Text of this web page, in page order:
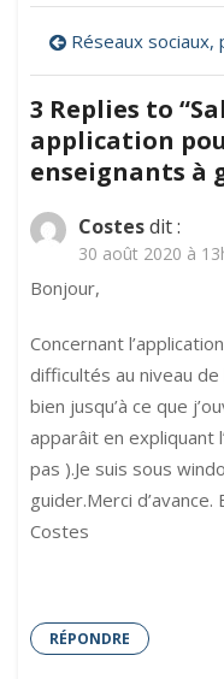
de
l’article
Réseaux sociaux, petit guide à l’attention des
3 Replies to “
application
enseignants à
Costesdit :
30 août 2020 à
Bonjour,
Concernant
difficultés au niveau
bien jusqu’à ce que
apparâit en expliquant
pas ).Je suis sous
guider.Merci
Costes
RÉPONDRE